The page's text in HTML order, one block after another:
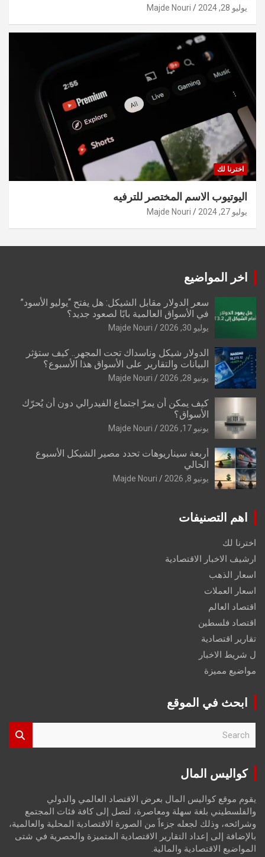
يوليو 28, 2024 Majde Nouri
اخترنا لك
اليوتيوب الاسم المختصر للترفيه
يوليو 27, 2024 Majde Nouri
اخر المواضيع
سعر الدولار مقابل الشيكل: هل يفتح “يوليو الأسود”
في الأسواق العالمية بابًا لصعود جديد؟
يوليو 30, 2026 Majde Nouri
الدولار شيكل وناسداك تحت المجهر.. كيف ستؤثر
البيانات والتقارير على الأسواق هذا الأسبوع؟
يونيو 28, 2026 Majde Nouri
كيف يمكن أن يمرّ اجتماع الفيدرالي دون أن يُحرّك
الأسواق؟
يونيو 17, 2026 Majde Nouri
أربعة سيناريوهات تحدد مصير الشيكل الأسبوع
الحالي
يونيو 8, 2026 Majde Nouri
اهم التصنيفات
اخترنا لك
ارشيف الاخبار الاقتصادية
اسعار الذهب
اسعار العملات
اقتصاد العالم
اقتصاد فلسطين
تقارير اقتصادية
ل شريط الاخبار
مواضيع مميزة
ابحث في الموقع
r
كواليس المال
يقوم موقع كواليس المال بعرض الاقتصاد العالمي والدولي
والفلسطيني بلغة سهلة ومعاصرة، لتصل إلى كافة فئات المجتمع
وشرائحه، وذلك لجعله جزءاً من الصورة الاقتصادية المحلية والعالمية،
بالإضافة إلى إعداد التقارير الاقتصادية المتميزة والحصرية في شتى
المواضيع الاقتصادية والمالية.